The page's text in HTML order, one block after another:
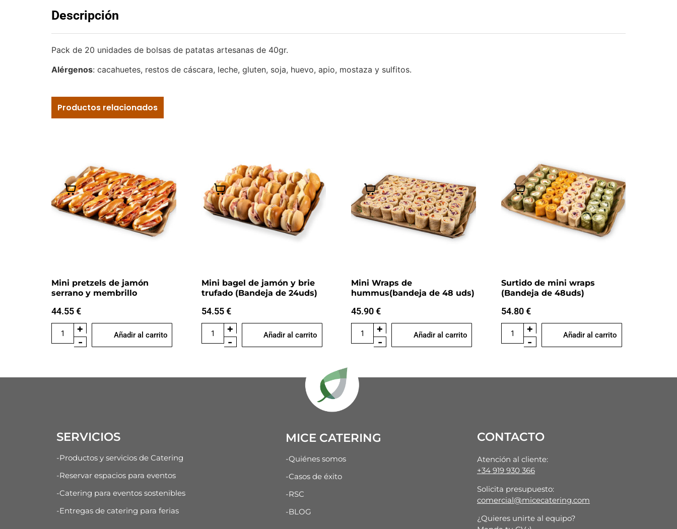
Descripción
Pack de 20 unidades de bolsas de patatas artesanas de 40gr.
Alérgenos: cacahuetes, restos de cáscara, leche, gluten, soja, huevo, apio, mostaza y sulfitos.
Productos relacionados
Mini pretzels de jamón
serrano y membrillo
44.55€
-
+
Añadir al carrito
Mini bagel de jamón y brie
trufado (Bandeja de 24uds)
54.55€
-
+
Añadir al carrito
Mini Wraps de
hummus(bandeja de 48 uds)
45.90€
-
+
Añadir al carrito
Surtido de mini wraps
(Bandeja de 48uds)
54.80€
-
+
Añadir al carrito
SERVICIOS
-Productos y servicios de Catering
-Reservar espacios para eventos
-Catering para eventos sostenibles
-Entregas de catering para ferias
MICE CATERING
-Quiénes somos
-Casos de éxito
-RSC
-BLOG
CONTACTO
Atención al cliente:
+34 919 930 366
Solicita presupuesto:
comercial@micecatering.com
¿Quieres unirte al equipo?